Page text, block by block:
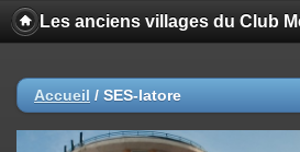
Les anciens villages du Club
Accueil / SES-latore